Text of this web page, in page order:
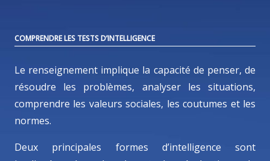
COMPRENDRE LES TESTS D’INTELLIGENCE
Le renseignement implique la capacité de penser, de
résoudre les problèmes, analyser les situations,
comprendre les valeurs sociales, les coutumes et les
normes.
Deux principales formes d’intelligence sont